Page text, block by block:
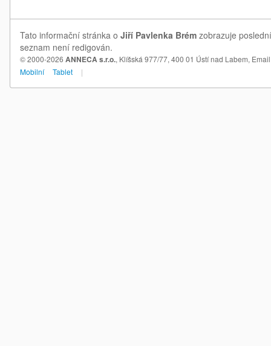
Tato informační stránka o Jiří Pavlenka Brém zobrazuje
seznam není redigován.
© 2000-2026 ANNECA s.r.o., Klíšská 977/77, 400 01 Ústí nad Labem,
Mobilní
Tablet |